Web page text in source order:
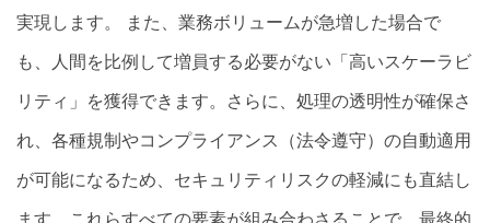
実現します。 また、業務ボリュームが急増した場合で
も、人間を比例して増員する必要がない「高いスケーラビ
リティ」を獲得できます。さらに、処理の透明性が確保さ
れ、各種規制やコンプライアンス（法令遵守）の自動適用
が可能になるため、セキュリティリスクの軽減にも直結し
ます。これらすべての要素が組み合わさることで、最終的